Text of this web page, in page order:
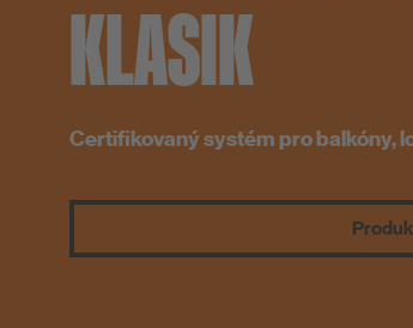
Likvidace odpadu
KLASIK
Certifikovaný systém pro balkóny,